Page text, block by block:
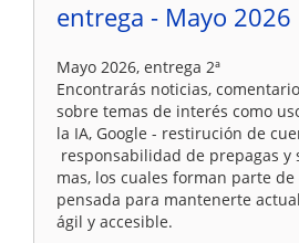
entrega - Mayo 2026
Mayo 2026, entrega 2ª
Encontrarás noticias,
sobre temas de interés como
la IA, Google - restirución de
responsabilidad de prepagas y
mas, los cuales forman parte
pensada para mantenerte
ágil y accesible.